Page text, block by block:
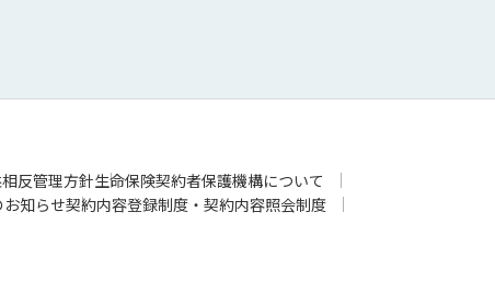
反管理方針生命保険契約者保護機構について
知らせ契約内容登録制度・契約内容照会制度